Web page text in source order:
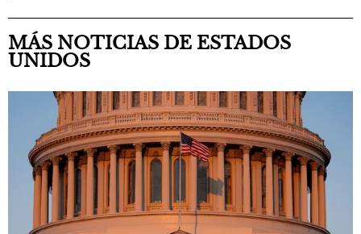
MÁS NOTICIAS DE ESTADOS
UNIDOS